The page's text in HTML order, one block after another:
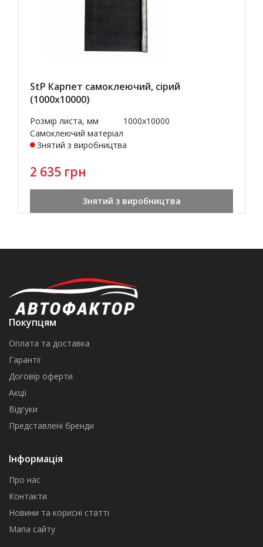
StP Карпет самоклеючий, сірий
(1000х10000)
Розмір листа, мм
1000x10000
Самоклеючий матеріал
Знятий з виробництва
2 635 грн
Знятий з виробництва
Покупцям
Оплата та доставка
Гарантії
Договір оферти
Акції
Відгуки
Представлені бренди
Інформація
Про нас
Контакти
Новини та корисні статті
Мапа сайту